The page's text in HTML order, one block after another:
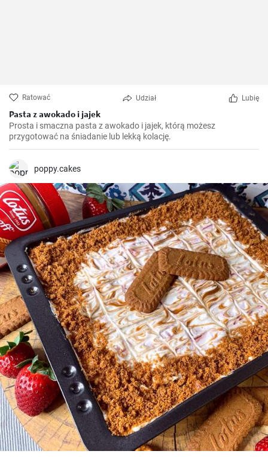
Ratować Udział Lubię
Pasta z awokado i jajek
Prosta i smaczna pasta z awokado i jajek, którą możesz
przygotować na śniadanie lub lekką kolację.
poppy.cakes